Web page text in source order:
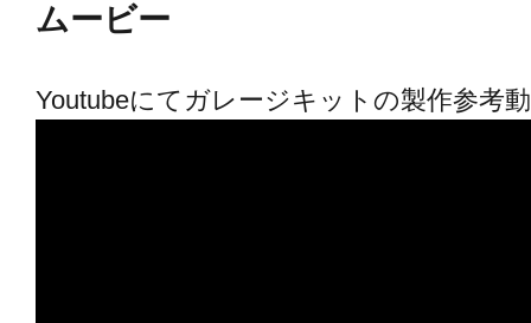
【ご注意事項】
・本商品はユーザー自身で加工・塗
ムービー
Youtubeにてガレージキットの製作参考